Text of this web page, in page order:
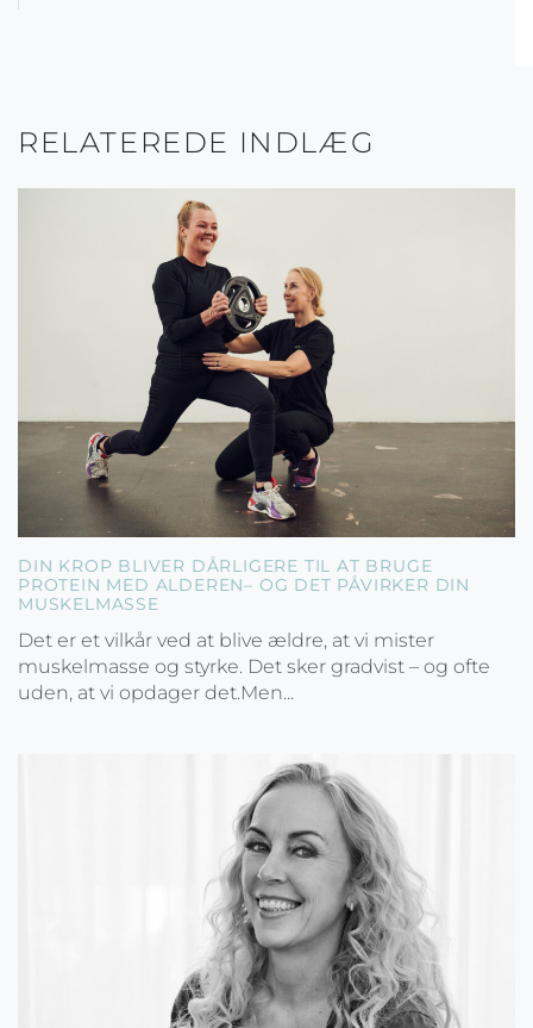
RELATEREDE INDLÆG
DIN KROP BLIVER DÅRLIGERE TIL AT BRUGE
PROTEIN MED ALDEREN– OG DET PÅVIRKER DIN
MUSKELMASSE
Det er et vilkår ved at blive ældre, at vi mister
muskelmasse og styrke. Det sker gradvist – og ofte
uden, at vi opdager det.Men...